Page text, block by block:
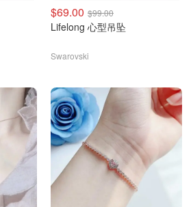
$69.00 $99.00
Lifelong 心型吊坠
Swarovski